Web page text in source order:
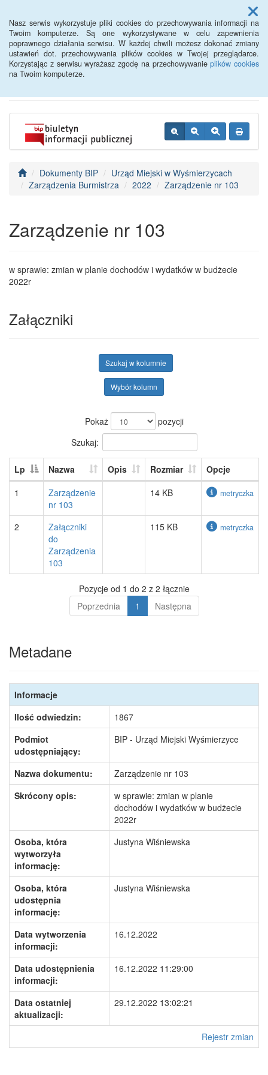
Nasz serwis wykorzystuje pliki cookies do przechowywania informacji na
Twoim komputerze. Są one wykorzystywane w celu zapewnienia
poprawnego działania serwisu. W każdej chwili możesz dokonać zmiany
ustawień dot. przechowywania plików cookies w Twojej przeglądarce.
Korzystając z serwisu wyrażasz zgodę na przechowywanieplików cookies
na Twoim komputerze.
Menu
BIP - Urząd Miejski
Wyśmierzyce
Dokumenty BIP
Urząd Miejski w Wyśmierzycach
Zarządzenia Burmistrza
2022 Zarządzenie nr 103
Zarządzenie nr 103
w sprawie: zmian w planie dochodów i wydatków w budżecie
2022r
Załączniki
Szukaj w kolumnie
Wybór kolumn
Pokaż
pozycji
Szukaj:
Lp Nazwa Opis Rozmiar
Opcje
1
Zarządzenie
nr 103
14 KB metryczka
2
Załączniki
do
Zarządzenia
103
115 KB metryczka
Pozycje od 1 do 2 z 2 łącznie
Poprzednia
1 Następna
Metadane
Informacje
Ilość odwiedzin:
1867
Podmiot
udostępniający:
BIP - Urząd Miejski Wyśmierzyce
Nazwa dokumentu:
Zarządzenie nr 103
Skrócony opis:
w sprawie: zmian w planie
dochodów i wydatków w budżecie
2022r
Osoba, która
wytworzyła
informację:
Justyna Wiśniewska
Osoba, która
udostępnia
informację:
Justyna Wiśniewska
Data wytworzenia
informacji:
16.12.2022
Data udostępnienia
informacji:
16.12.2022 11:29:00
Data ostatniej
aktualizacji:
29.12.2022 13:02:21
Rejestr zmian